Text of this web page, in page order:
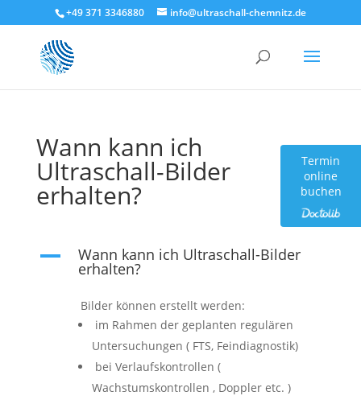
+49 371 3346880 info@ultraschall-chemnitz.de
Wann kann ich
Ultraschall-Bilder
erhalten?
A Wann kann ich Ultraschall-Bilder
erhalten?
Bilder können erstellt werden:
im Rahmen der geplanten regulären
Untersuchungen ( FTS, Feindiagnostik)
bei Verlaufskontrollen (
Wachstumskontrollen , Doppler etc. )
Termin
online
buchen